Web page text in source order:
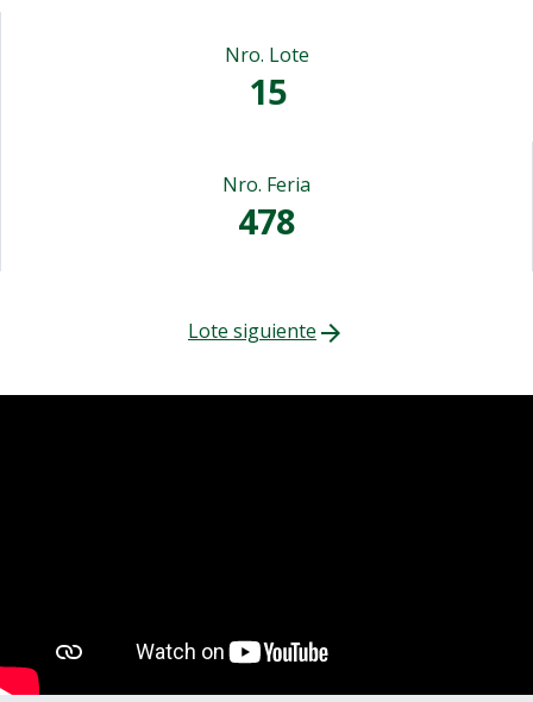
Nro. Lote
15
Nro. Feria
478
Lote siguiente arrow_forward